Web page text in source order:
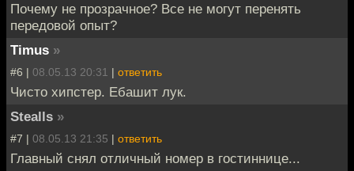
Почему не прозрачное? Все не могут перенять
передовой опыт?
Timus »
#6 | 08.05.13 20:31 | ответить
Чисто хипстер. Ебашит лук.
Stealls »
#7 | 08.05.13 21:35 | ответить
Главный снял отличный номер в гостиннице...